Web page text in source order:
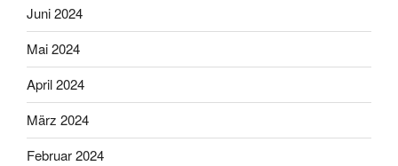
Juni 2024
Mai 2024
April 2024
März 2024
Februar 2024